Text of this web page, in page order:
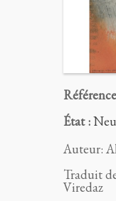
Référence
État :
Auteur:
Traduit
Viredaz